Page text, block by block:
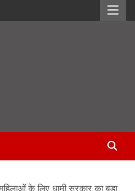
के लिए धामी सरकार का बड़ा